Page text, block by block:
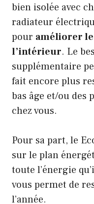
bien isolée avec
radiateur
pour améliorer
l’intérieur. Le
supplémentaire
fait encore plus
bas âge et/ou des
chez vous.
Pour sa part, le
sur le plan
toute l’énergie
vous permet de
l’année.